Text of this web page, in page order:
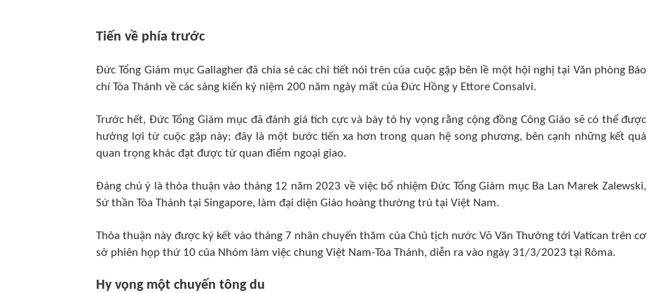
Tiến về phía trước
Đức Tổng Giám mục Gallagher đã chia sẻ các chi tiết nói trên của cuộc gặp bên lề một hội nghị tại Văn phòng Báo
chí Tòa Thánh về các sáng kiến kỷ niệm 200 năm ngày mất của Đức Hồng y Ettore Consalvi.
Trước hết, Đức Tổng Giám mục đã đánh giá tích cực và bày tỏ hy vọng rằng cộng đồng Công Giáo sẽ có thể được
hưởng lợi từ cuộc gặp này; đây là một bước tiến xa hơn trong quan hệ song phương, bên cạnh những kết quả
quan trọng khác đạt được từ quan điểm ngoại giao.
Đáng chú ý là thỏa thuận vào tháng 12 năm 2023 về việc bổ nhiệm Đức Tổng Giám mục Ba Lan Marek Zalewski,
Sứ thần Tòa Thánh tại Singapore, làm đại diện Giáo hoàng thường trú tại Việt Nam.
Thỏa thuận này được ký kết vào tháng 7 nhân chuyến thăm của Chủ tịch nước Võ Văn Thưởng tới Vatican trên cơ
sở phiên họp thứ 10 của Nhóm làm việc chung Việt Nam-Tòa Thánh, diễn ra vào ngày 31/3/2023 tại Rôma.
Hy vọng một chuyến tông du